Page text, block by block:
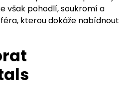
však pohodlí, soukromí a
kterou dokáže nabídnout